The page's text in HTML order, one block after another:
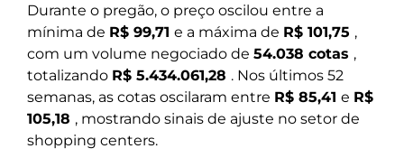
Durante o pregão, o preço oscilou entre a
mínima de R$ 99,71 e a máxima de R$ 101,75 ,
com um volume negociado de 54.038 cotas ,
totalizando R$ 5.434.061,28 . Nos últimos 52
semanas, as cotas oscilaram entre R$ 85,41 e R$
105,18 , mostrando sinais de ajuste no setor de
shopping centers.